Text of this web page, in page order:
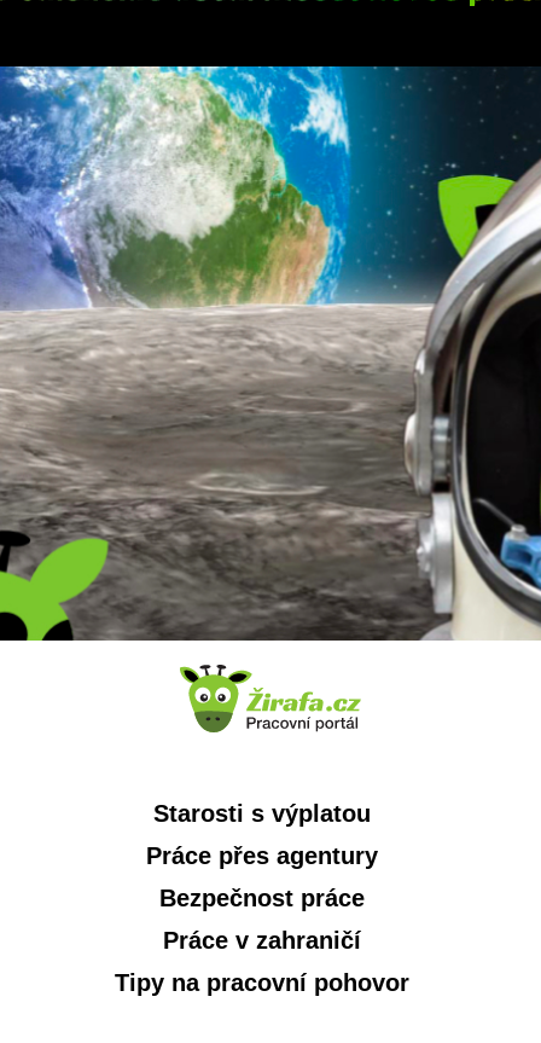
Starosti s výplatou
Práce přes agentury
Bezpečnost práce
Práce v zahraničí
Tipy na pracovní pohovor